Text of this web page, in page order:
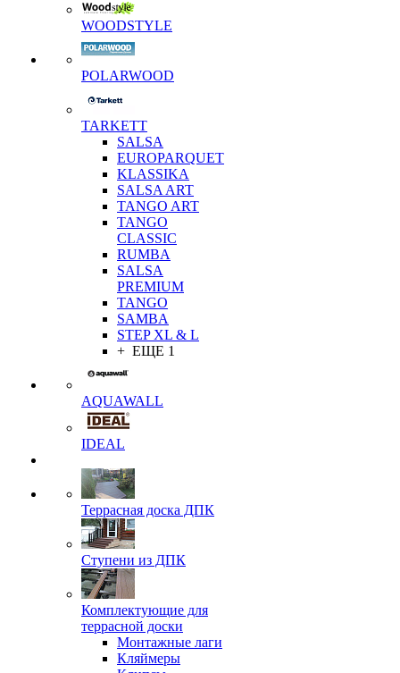
WOODSTYLE
POLARWOOD
TARKETT
SALSA
EUROPARQUET
KLASSIKA
SALSA ART
TANGO ART
TANGO
CLASSIC
RUMBA
SALSA
PREMIUM
TANGO
SAMBA
STEP XL & L
+ ЕЩЕ 1
AQUAWALL
IDEAL
Террасная доска ДПК
Ступени из ДПК
Комплектующие для
террасной доски
Монтажные лаги
Кляймеры